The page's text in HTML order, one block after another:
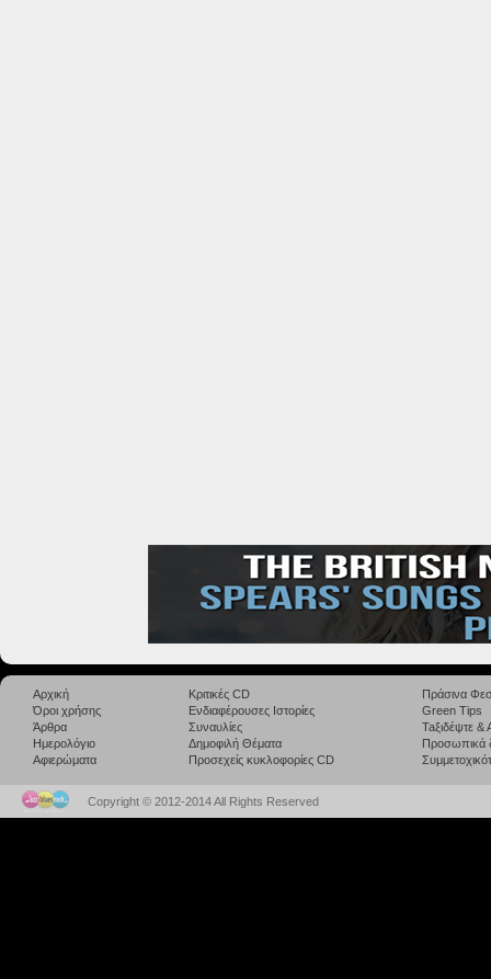
Αρχική
Όροι χρήσης
Άρθρα
Ημερολόγιο
Αφιερώματα
Κριτικές CD
Ενδιαφέρουσες Ιστορίες
Συναυλίες
Δημοφιλή Θέματα
Προσεχείς κυκλοφορίες CD
Πράσινα
Green Tips
Taξιδέψτε
Προσωπικά
Copyright © 2012-2014 All Rights Reserved